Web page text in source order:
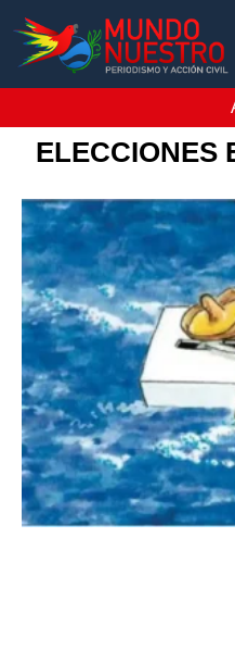
ELECCIONES